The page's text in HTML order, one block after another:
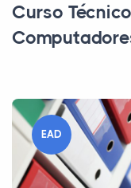
Curso
EAD